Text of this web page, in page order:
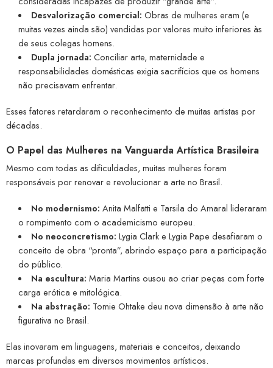
Desvalorização comercial: Obras de mulheres eram (e
muitas vezes ainda são) vendidas por valores muito inferiores às
de seus colegas homens.
Dupla jornada: Conciliar arte, maternidade e
responsabilidades domésticas exigia sacrifícios que os homens
não precisavam enfrentar.
Esses fatores retardaram o reconhecimento de muitas artistas por
décadas.
O Papel das Mulheres na Vanguarda Artística Brasileira
Mesmo com todas as dificuldades, muitas mulheres foram
responsáveis por renovar e revolucionar a arte no Brasil.
No modernismo: Anita Malfatti e Tarsila do Amaral lideraram
o rompimento com o academicismo europeu.
No neoconcretismo: Lygia Clark e Lygia Pape desafiaram o
conceito de obra “pronta”, abrindo espaço para a participação
do público.
Na escultura: Maria Martins ousou ao criar peças com forte
carga erótica e mitológica.
Na abstração: Tomie Ohtake deu nova dimensão à arte não
figurativa no Brasil.
Elas inovaram em linguagens, materiais e conceitos, deixando
marcas profundas em diversos movimentos artísticos.